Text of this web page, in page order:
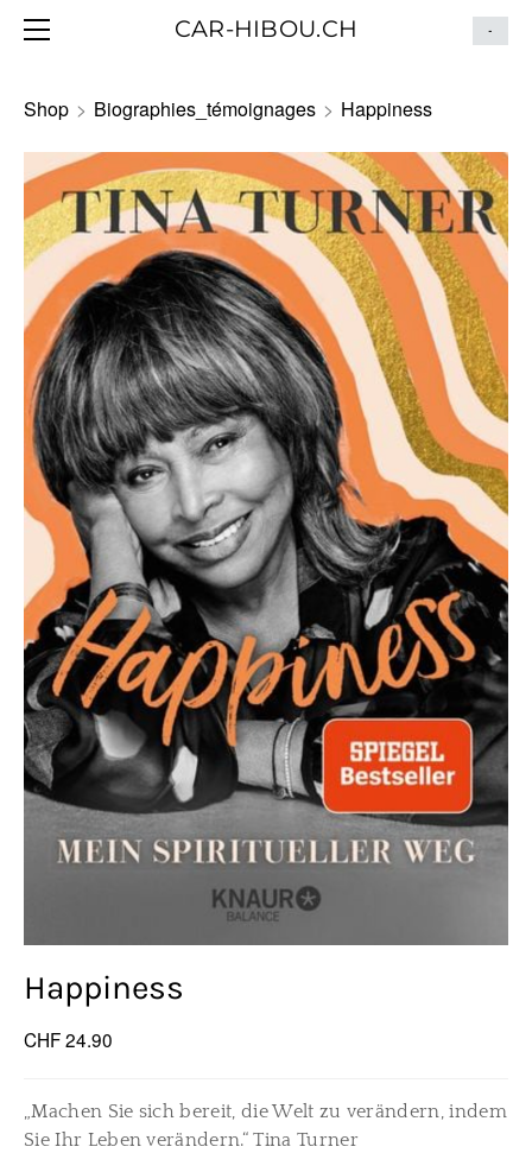
CAR-HIBOU.CH -
Shop > Biographies_témoignages > Happiness
Happiness
CHF 24.90
„Machen Sie sich bereit, die Welt zu verändern, indem
Sie Ihr Leben verändern.“ Tina Turner
HOME
ITINÉRAIRE